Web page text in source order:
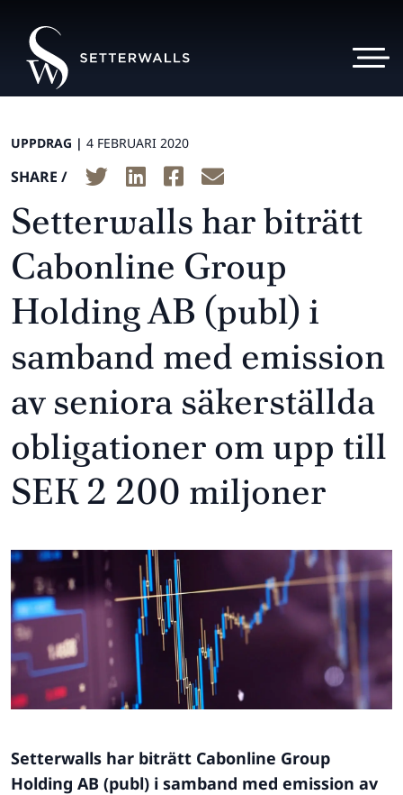
UPPDRAG | 4 FEBRUARI 2020
SHARE /
Setterwalls har biträtt
Cabonline Group
Holding AB (publ) i
samband med emission
av seniora säkerställda
obligationer om upp till
SEK 2 200 miljoner
Setterwalls har biträtt Cabonline Group
Holding AB (publ) i samband med emission av